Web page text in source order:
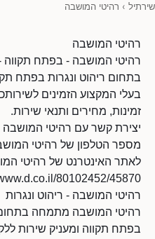
שירתיל › רהיטי המושבה
רהיטי המושבה
רהיטי המושבה - בפתח תקווה
בתחום ריהוט ונגרות בפתח
בעלי המקצוע הזמינים
זמינות, מחירים ותנאי שירות.
יצירת קשר עם רהיטי המושבה
מספר הטלפון של רהיטי המושבה:
לאתר האינטרנט של רהיטי
80102452/45870/
רהיטי המושבה - ריהוט ונגרות
רהיטי המושבה מתמחה בתחום
בפתח תקווה ומעניק שירות